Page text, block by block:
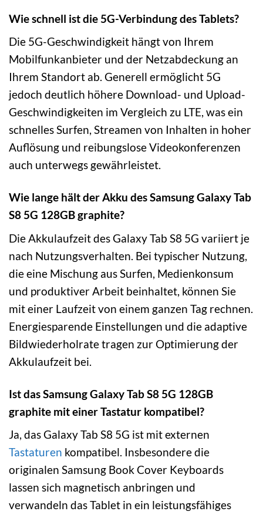
Wie schnell ist die 5G-Verbindung des Tablets?
Die 5G-Geschwindigkeit hängt von Ihrem
Mobilfunkanbieter und der Netzabdeckung an
Ihrem Standort ab. Generell ermöglicht 5G
jedoch deutlich höhere Download- und Upload-
Geschwindigkeiten im Vergleich zu LTE, was ein
schnelles Surfen, Streamen von Inhalten in hoher
Auflösung und reibungslose Videokonferenzen
auch unterwegs gewährleistet.
Wie lange hält der Akku des Samsung Galaxy Tab
S8 5G 128GB graphite?
Die Akkulaufzeit des Galaxy Tab S8 5G variiert je
nach Nutzungsverhalten. Bei typischer Nutzung,
die eine Mischung aus Surfen, Medienkonsum
und produktiver Arbeit beinhaltet, können Sie
mit einer Laufzeit von einem ganzen Tag rechnen.
Energiesparende Einstellungen und die adaptive
Bildwiederholrate tragen zur Optimierung der
Akkulaufzeit bei.
Ist das Samsung Galaxy Tab S8 5G 128GB
graphite mit einer Tastatur kompatibel?
Ja, das Galaxy Tab S8 5G ist mit externen
Tastaturen kompatibel. Insbesondere die
originalen Samsung Book Cover Keyboards
lassen sich magnetisch anbringen und
verwandeln das Tablet in ein leistungsfähiges